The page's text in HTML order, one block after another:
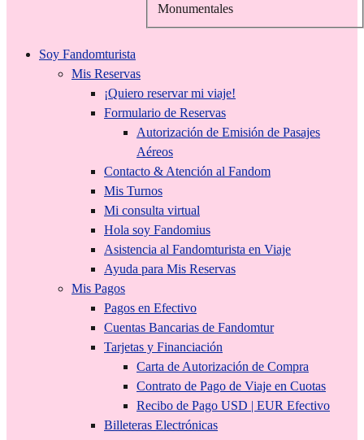
Monumentales
Soy Fandomturista
Mis Reservas
¡Quiero reservar mi viaje!
Formulario de Reservas
Autorización de Emisión de Pasajes
Aéreos
Contacto & Atención al Fandom
Mis Turnos
Mi consulta virtual
Hola soy Fandomius
Asistencia al Fandomturista en Viaje
Ayuda para Mis Reservas
Mis Pagos
Pagos en Efectivo
Cuentas Bancarias de Fandomtur
Tarjetas y Financiación
Carta de Autorización de Compra
Contrato de Pago de Viaje en Cuotas
Recibo de Pago USD | EUR Efectivo
Billeteras Electrónicas